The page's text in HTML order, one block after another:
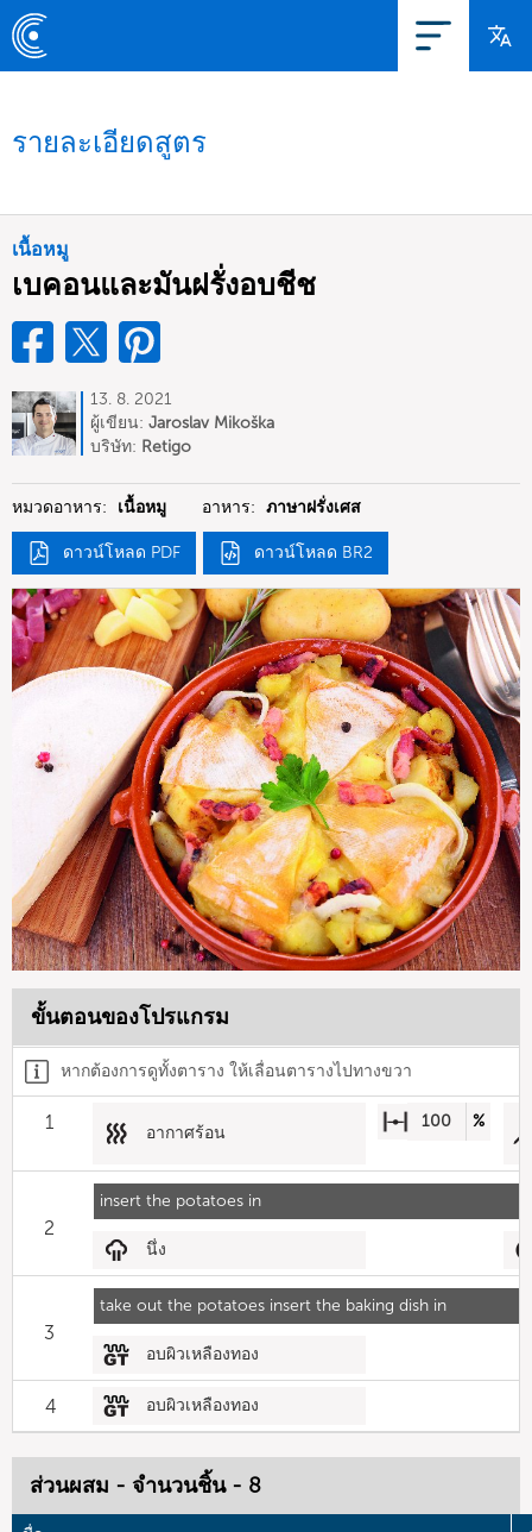
รายละเอียดสูตร
เนื้อหมู
เบคอนและมันฝรั่งอบชีช
13. 8. 2021
ผู้เขียน: Jaroslav Mikoška
บริษัท: Retigo
หมวดอาหาร: เนื้อหมู อาหาร: ภาษาฝรั่งเศส
ดาวน์โหลด PDF ดาวน์โหลด BR2
ขั้นตอนของโปรแกรม
หากต้องการดูทั้งตาราง ให้เลื่อนตารางไปทางขวา
1 อากาศร้อน
100 %
insert the potatoes in
2
นึ่ง
take out the potatoes insert the baking dish in
3
อบผิวเหลืองทอง
4 อบผิวเหลืองทอง
ส่วนผสม - จำนวนชิ้น - 8